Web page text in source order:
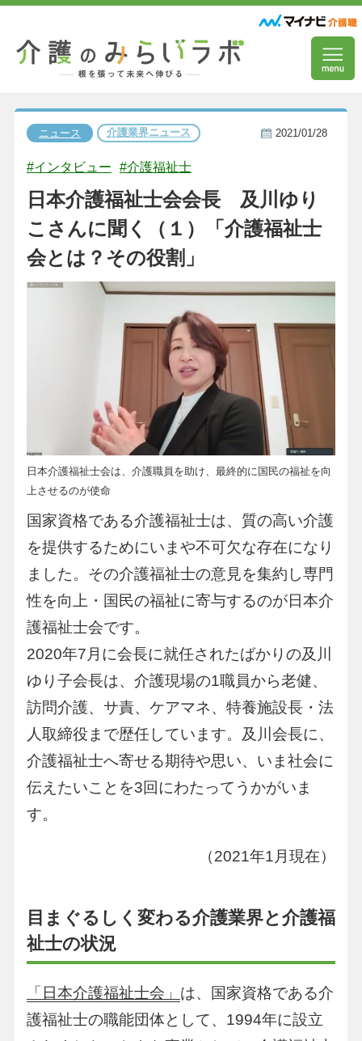
ニュース 介護業界ニュース 2021/01/28
#インタビュー #介護福祉士
日本介護福祉士会会長 及川ゆり
こさんに聞く（１）「介護福祉士
会とは？その役割」
日本介護福祉士会は、介護職員を助け、最終的に国民の福祉を向
上させるのが使命
国家資格である介護福祉士は、質の高い介護
を提供するためにいまや不可欠な存在になり
ました。その介護福祉士の意見を集約し専門
性を向上・国民の福祉に寄与するのが日本介
護福祉士会です。
2020年7月に会長に就任されたばかりの及川
ゆり子会長は、介護現場の1職員から老健、
訪問介護、サ責、ケアマネ、特養施設長・法
人取締役まで歴任しています。及川会長に、
介護福祉士へ寄せる期待や思い、いま社会に
伝えたいことを3回にわたってうかがいま
す。
（2021年1月現在）
目まぐるしく変わる介護業界と介護福
祉士の状況
「日本介護福祉士会」 は、国家資格である介
護福祉士の職能団体として、1994年に設立